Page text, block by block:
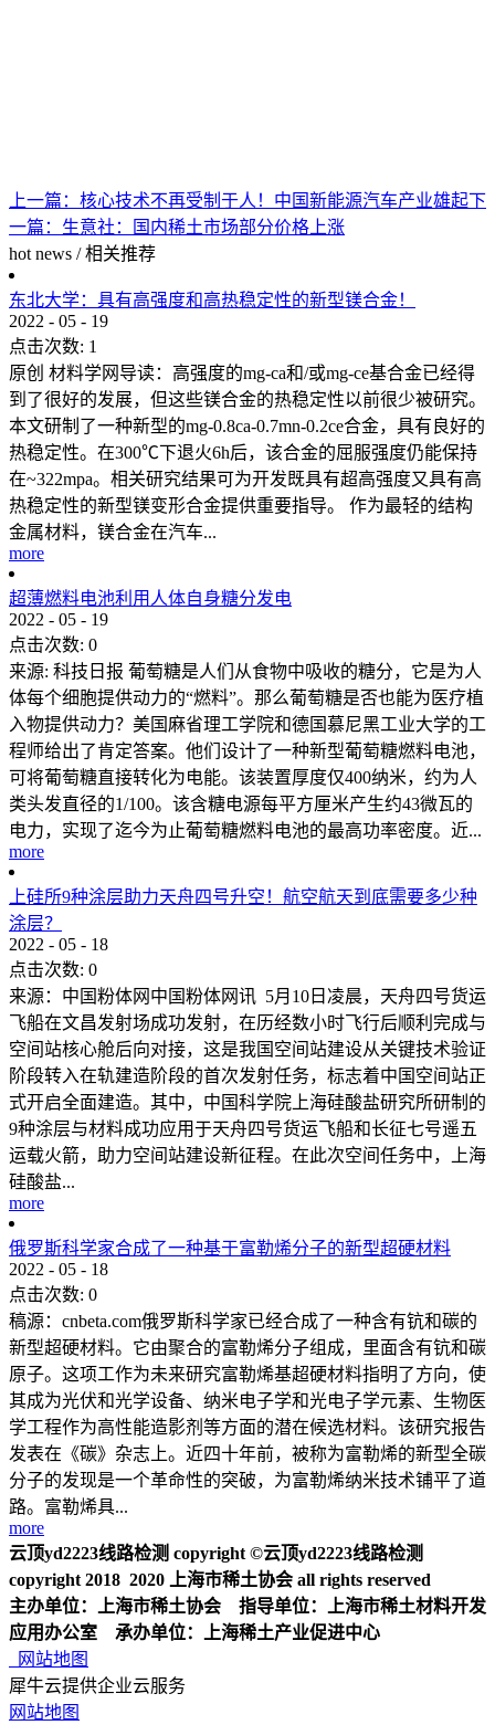
上一篇： 核心技术不再受制于人！中国新能源汽车产业雄起下
一篇： 生意社：国内稀土市场部分价格上涨
hot news / 相关推荐
东北大学：具有高强度和高热稳定性的新型镁合金！
2022 - 05 - 19
点击次数: 1
原创 材料学网导读：高强度的mg-ca和/或mg-ce基合金已经得
到了很好的发展，但这些镁合金的热稳定性以前很少被研究。
本文研制了一种新型的mg-0.8ca-0.7mn-0.2ce合金，具有良好的
热稳定性。在300℃下退火6h后，该合金的屈服强度仍能保持
在~322mpa。相关研究结果可为开发既具有超高强度又具有高
热稳定性的新型镁变形合金提供重要指导。 作为最轻的结构
金属材料，镁合金在汽车...
more
超薄燃料电池利用人体自身糖分发电
2022 - 05 - 19
点击次数: 0
来源: 科技日报 葡萄糖是人们从食物中吸收的糖分，它是为人
体每个细胞提供动力的“燃料”。那么葡萄糖是否也能为医疗植
入物提供动力？美国麻省理工学院和德国慕尼黑工业大学的工
程师给出了肯定答案。他们设计了一种新型葡萄糖燃料电池，
可将葡萄糖直接转化为电能。该装置厚度仅400纳米，约为人
类头发直径的1/100。该含糖电源每平方厘米产生约43微瓦的
电力，实现了迄今为止葡萄糖燃料电池的最高功率密度。近...
more
上硅所9种涂层助力天舟四号升空！航空航天到底需要多少种
涂层？
2022 - 05 - 18
点击次数: 0
来源：中国粉体网中国粉体网讯 5月10日凌晨，天舟四号货运
飞船在文昌发射场成功发射，在历经数小时飞行后顺利完成与
空间站核心舱后向对接，这是我国空间站建设从关键技术验证
阶段转入在轨建造阶段的首次发射任务，标志着中国空间站正
式开启全面建造。其中，中国科学院上海硅酸盐研究所研制的
9种涂层与材料成功应用于天舟四号货运飞船和长征七号遥五
运载火箭，助力空间站建设新征程。在此次空间任务中，上海
硅酸盐...
more
俄罗斯科学家合成了一种基于富勒烯分子的新型超硬材料
2022 - 05 - 18
点击次数: 0
稿源：cnbeta.com俄罗斯科学家已经合成了一种含有钪和碳的
新型超硬材料。它由聚合的富勒烯分子组成，里面含有钪和碳
原子。这项工作为未来研究富勒烯基超硬材料指明了方向，使
其成为光伏和光学设备、纳米电子学和光电子学元素、生物医
学工程作为高性能造影剂等方面的潜在候选材料。该研究报告
发表在《碳》杂志上。近四十年前，被称为富勒烯的新型全碳
分子的发现是一个革命性的突破，为富勒烯纳米技术铺平了道
路。富勒烯具...
more
云顶yd2223线路检测 copyright ©云顶yd2223线路检测
copyright 2018 2020 上海市稀土协会 all rights reserved
主办单位：上海市稀土协会 指导单位：上海市稀土材料开发
应用办公室 承办单位：上海稀土产业促进中心
网站地图
犀牛云提供企业云服务
网站地图